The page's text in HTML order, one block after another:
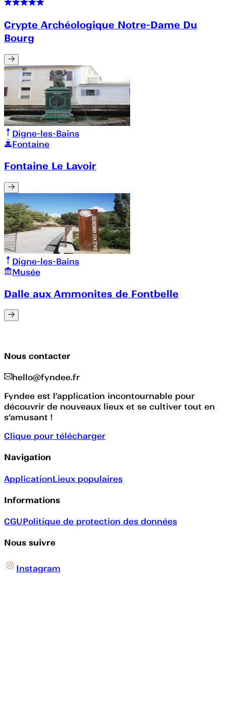
Crypte Archéologique Notre-Dame Du
Bourg
Digne-les-Bains
Fontaine
Fontaine Le Lavoir
Digne-les-Bains
Musée
Dalle aux Ammonites de Fontbelle
Nous contacter
hello@fyndee.fr
Fyndee est l’application incontournable pour
découvrir de nouveaux lieux et se cultiver tout en
s’amusant !
Clique pour télécharger
Navigation
ApplicationLieux populaires
Informations
CGUPolitique de protection des données
Nous suivre
Instagram